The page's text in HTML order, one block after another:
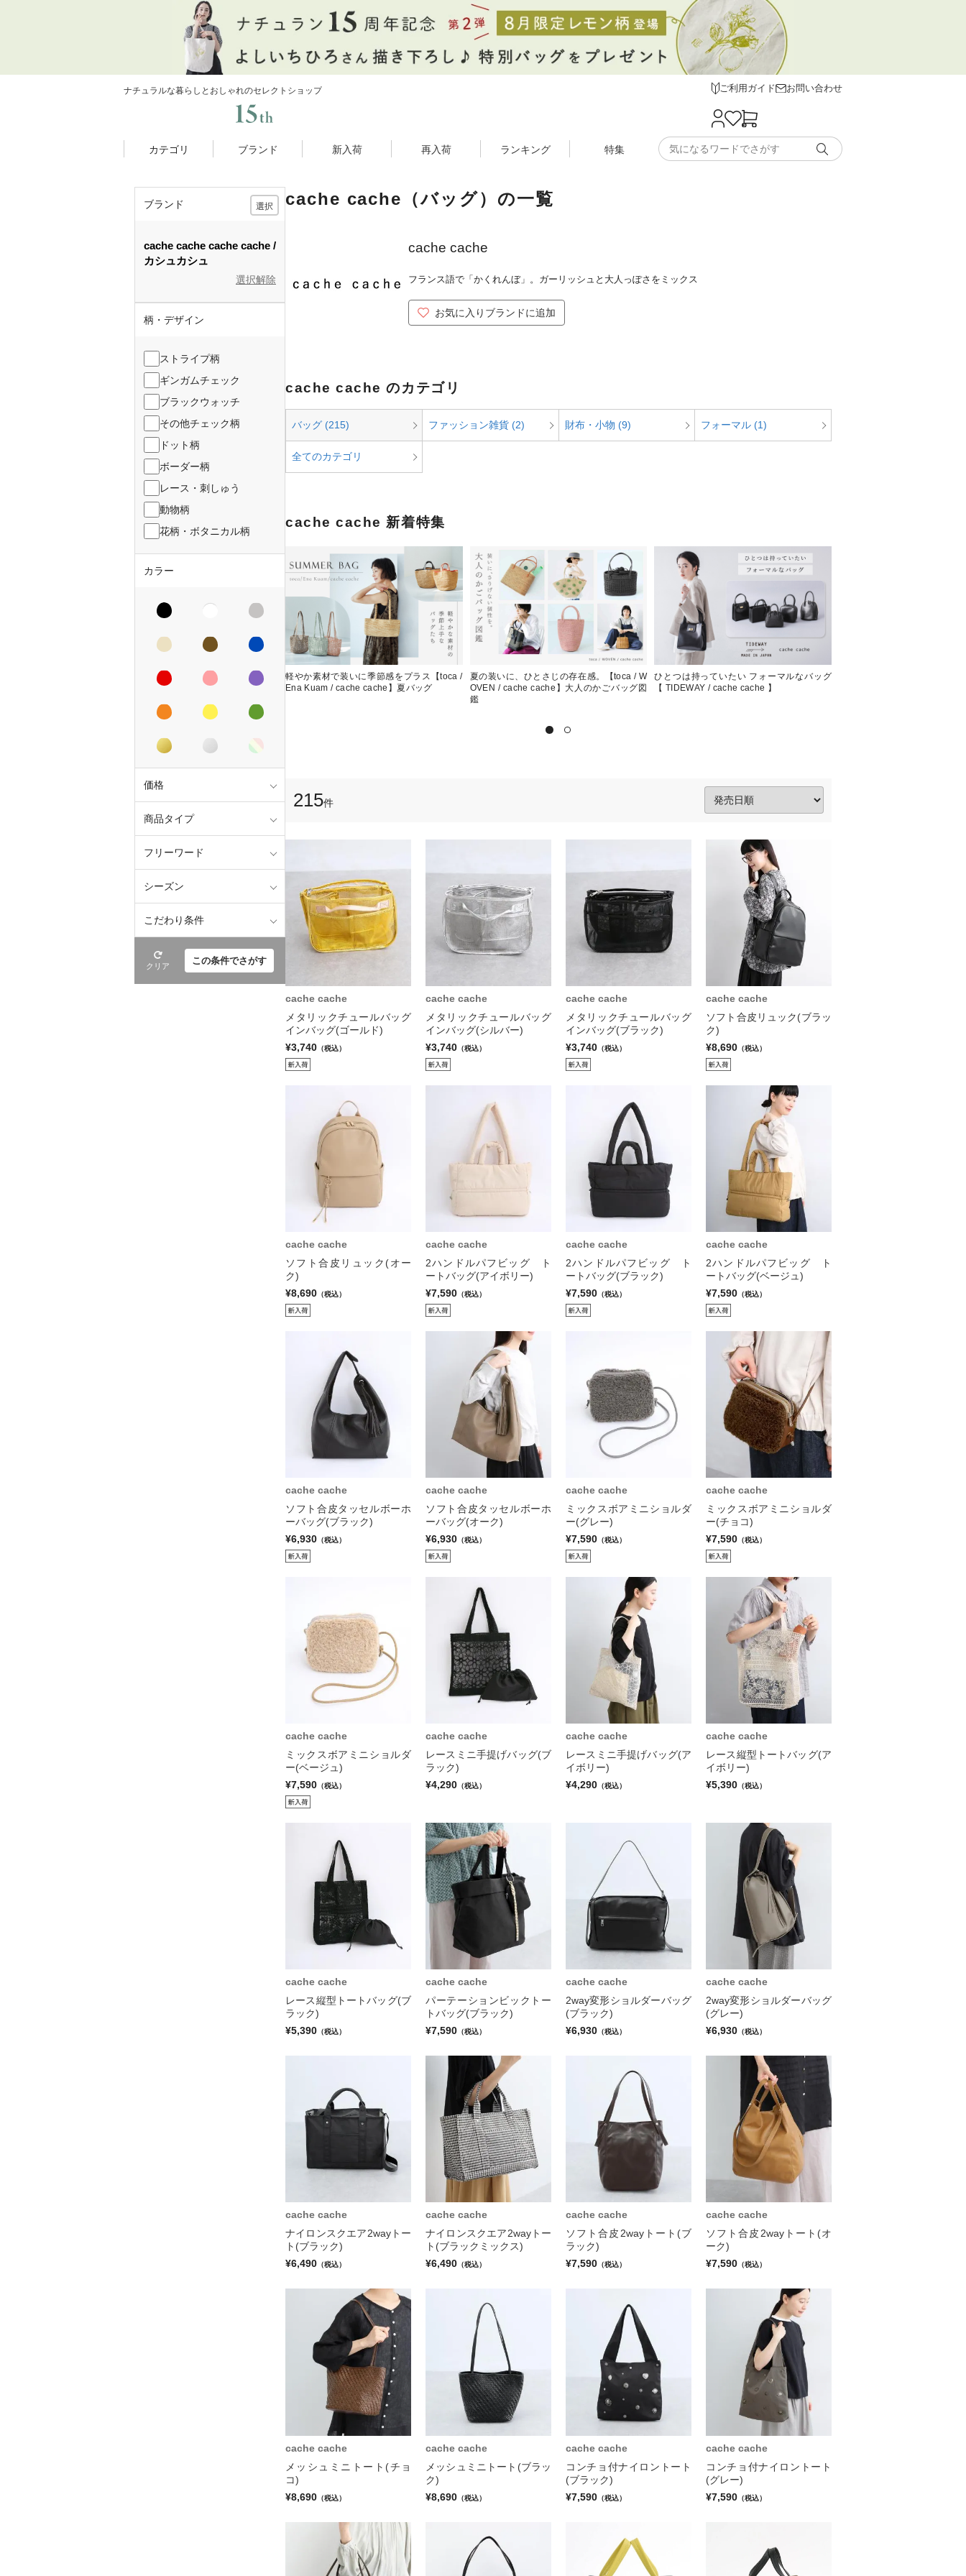
ナチュラルな暮らしとおしゃれのセレクトショップ ご利用ガイド お問い合わせ
カテゴリ ブランド 新入荷 再入荷 ランキング 特集
ブランド 選択
cache cache cache cache
カシュカシュ
選択解除
柄・デザイン
ストライプ柄
ギンガムチェック
ブラックウォッチ
その他チェック柄
ドット柄
ボーダー柄
レース・刺しゅう
動物柄
花柄・ボタニカル柄
カラー
価格
商品タイプ
フリーワード
シーズン
こだわり条件
クリア この条件でさがす
cache cache（バッグ）の一覧
cache cache
フランス語で「かくれんぼ」。ガーリッシュと大人っぽさをミックス
お気に入りブランドに追加
cache cache のカテゴリ
バッグ (215) ファッション雑貨 (2) 財布・小物 (9) フォーマル (1)
全てのカテゴリ
cache cache 新着特集
軽やか素材で装いに季節感をプラス【toca /
Ena Kuam / cache cache】夏バッグ
夏の装いに、ひとさじの存在感。【toca / W
OVEN / cache cache】大人のかごバッグ図
鑑
ひとつは持っていたい フォーマルなバッグ
【 TIDEWAY / cache cache 】
215件
cache cache
メタリックチュールバッグ
インバッグ(ゴールド)
¥3,740 （税込）
cache cache
メタリックチュールバッグ
インバッグ(シルバー)
¥3,740 （税込）
cache cache
メタリックチュールバッグ
インバッグ(ブラック)
¥3,740 （税込）
cache cache
ソフト合皮リュック(ブラッ
ク)
¥8,690 （税込）
cache cache
ソフト合皮リュック(オー
ク)
¥8,690 （税込）
cache cache
2ハンドルパフビッグ ト
ートバッグ(アイボリー)
¥7,590 （税込）
cache cache
2ハンドルパフビッグ ト
ートバッグ(ブラック)
¥7,590 （税込）
cache cache
2ハンドルパフビッグ ト
ートバッグ(ベージュ)
¥7,590 （税込）
cache cache
ソフト合皮タッセルボーホ
ーバッグ(ブラック)
¥6,930 （税込）
cache cache
ソフト合皮タッセルボーホ
ーバッグ(オーク)
¥6,930 （税込）
cache cache
ミックスボアミニショルダ
ー(グレー)
¥7,590 （税込）
cache cache
ミックスボアミニショルダ
ー(チョコ)
¥7,590 （税込）
cache cache
ミックスボアミニショルダ
ー(ベージュ)
¥7,590 （税込）
cache cache
レースミニ手提げバッグ(ブ
ラック)
¥4,290 （税込）
cache cache
レースミニ手提げバッグ(ア
イボリー)
¥4,290 （税込）
cache cache
レース縦型トートバッグ(ア
イボリー)
¥5,390 （税込）
cache cache
レース縦型トートバッグ(ブ
ラック)
¥5,390 （税込）
cache cache
パーテーションビックトー
トバッグ(ブラック)
¥7,590 （税込）
cache cache
2way変形ショルダーバッグ
(ブラック)
¥6,930 （税込）
cache cache
2way変形ショルダーバッグ
(グレー)
¥6,930 （税込）
cache cache
ナイロンスクエア2wayトー
ト(ブラック)
¥6,490 （税込）
cache cache
ナイロンスクエア2wayトー
ト(ブラックミックス)
¥6,490 （税込）
cache cache
ソフト合皮2wayトート(ブ
ラック)
¥7,590 （税込）
cache cache
ソフト合皮2wayトート(オ
ーク)
¥7,590 （税込）
cache cache
メッシュミニトート(チョ
コ)
¥8,690 （税込）
cache cache
メッシュミニトート(ブラッ
ク)
¥8,690 （税込）
cache cache
コンチョ付ナイロントート
(ブラック)
¥7,590 （税込）
cache cache
コンチョ付ナイロントート
(グレー)
¥7,590 （税込）